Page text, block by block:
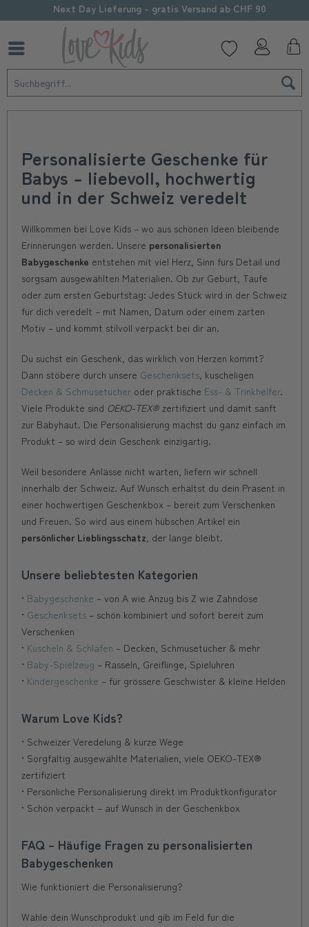
Next Day Lieferung - gratis Versand ab CHF 90
Personalisierte Geschenke für
Babys – liebevoll, hochwertig
und in der Schweiz veredelt
Willkommen bei Love Kids – wo aus schönen Ideen bleibende
Erinnerungen werden. Unsere personalisierten
Babygeschenke entstehen mit viel Herz, Sinn fürs Detail und
sorgsam ausgewählten Materialien. Ob zur Geburt, Taufe
oder zum ersten Geburtstag: Jedes Stück wird in der Schweiz
für dich veredelt – mit Namen, Datum oder einem zarten
Motiv – und kommt stilvoll verpackt bei dir an.
Du suchst ein Geschenk, das wirklich von Herzen kommt?
Dann stöbere durch unsere Geschenksets, kuscheligen
Decken & Schmusetücher oder praktische Ess- & Trinkhelfer.
Viele Produkte sind OEKO-TEX® zertifiziert und damit sanft
zur Babyhaut. Die Personalisierung machst du ganz einfach im
Produkt – so wird dein Geschenk einzigartig.
Weil besondere Anlässe nicht warten, liefern wir schnell
innerhalb der Schweiz. Auf Wunsch erhältst du dein Präsent in
einer hochwertigen Geschenkbox – bereit zum Verschenken
und Freuen. So wird aus einem hübschen Artikel ein
persönlicher Lieblingsschatz, der lange bleibt.
Unsere beliebtesten Kategorien
• Babygeschenke – von A wie Anzug bis Z wie Zahndose
• Geschenksets – schön kombiniert und sofort bereit zum
Verschenken
• Kuscheln & Schlafen – Decken, Schmusetücher & mehr
• Baby-Spielzeug – Rasseln, Greiflinge, Spieluhren
• Kindergeschenke – für grössere Geschwister & kleine Helden
Warum Love Kids?
• Schweizer Veredelung & kurze Wege
• Sorgfältig ausgewählte Materialien, viele OEKO-TEX®
zertifiziert
• Persönliche Personalisierung direkt im Produktkonfigurator
• Schön verpackt – auf Wunsch in der Geschenkbox
FAQ – Häufige Fragen zu personalisierten
Babygeschenken
Wie funktioniert die Personalisierung?
Wähle dein Wunschprodukt und gib im Feld für die